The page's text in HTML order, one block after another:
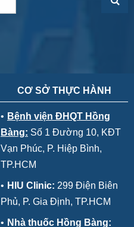
CƠ SỞ THỰC HÀNH
• Bệnh viện ĐHQT Hồng
Bàng: Số 1 Đường 10, KĐT
Vạn Phúc, P. Hiệp Bình,
TP.HCM
• HIU Clinic: 299 Điện Biên
Phủ, P. Gia Định, TP.HCM
• Nhà thuốc Hồng Bàng: